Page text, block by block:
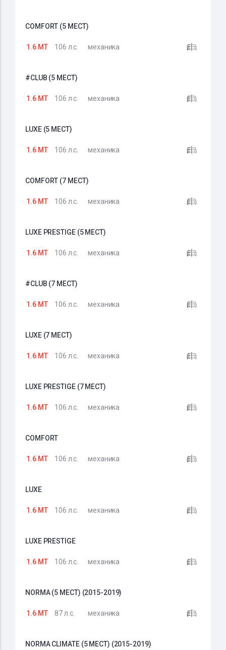
COMFORT (5 МЕСТ)
1.6 MT 106 л.с. механика
#CLUB (5 МЕСТ)
1.6 MT 106 л.с. механика
LUXE (5 МЕСТ)
1.6 MT 106 л.с. механика
COMFORT (7 МЕСТ)
1.6 MT 106 л.с. механика
LUXE PRESTIGE (5 МЕСТ)
1.6 MT 106 л.с. механика
#CLUB (7 МЕСТ)
1.6 MT 106 л.с. механика
LUXE (7 МЕСТ)
1.6 MT 106 л.с. механика
LUXE PRESTIGE (7 МЕСТ)
1.6 MT 106 л.с. механика
COMFORT
1.6 MT 106 л.с. механика
LUXE
1.6 MT 106 л.с. механика
LUXE PRESTIGE
1.6 MT 106 л.с. механика
NORMA (5 МЕСТ) (2015-2019)
1.6 MT 87 л.с. механика
NORMA CLIMATE (5 МЕСТ) (2015-2019)